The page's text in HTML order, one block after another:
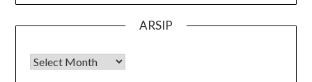
ARSIP
Arsip